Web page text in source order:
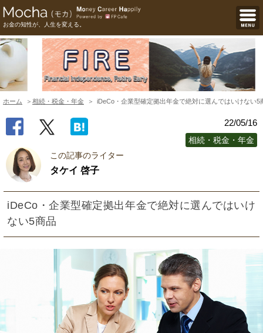
お金の知性が、人生を変える。
ホーム 相続・税金・年金 iDeCo・企業型確定拠出年金で絶対に選んではいけない5
22/05/16
相続・税金・年金
この記事のライター
タケイ 啓子
iDeCo・企業型確定拠出年金で絶対に選んではいけ
ない5商品